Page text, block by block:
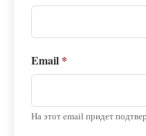
Email *
На этот email придет